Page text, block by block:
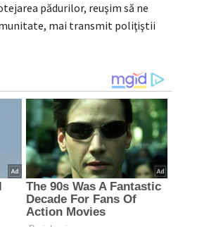
pădurilor, reuşim să ne
mai transmit poliţiştii